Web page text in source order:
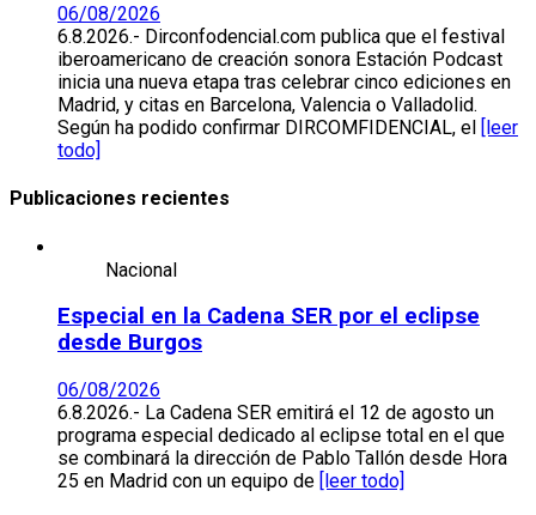
06/08/2026
6.8.2026.- Dirconfodencial.com publica que el festival
iberoamericano de creación sonora Estación Podcast
inicia una nueva etapa tras celebrar cinco ediciones en
Madrid, y citas en Barcelona, Valencia o Valladolid.
Según ha podido confirmar DIRCOMFIDENCIAL, el [leer
todo]
Publicaciones recientes
Nacional
Especial en la Cadena SER por el eclipse
desde Burgos
06/08/2026
6.8.2026.- La Cadena SER emitirá el 12 de agosto un
programa especial dedicado al eclipse total en el que
se combinará la dirección de Pablo Tallón desde Hora
25 en Madrid con un equipo de [leer todo]